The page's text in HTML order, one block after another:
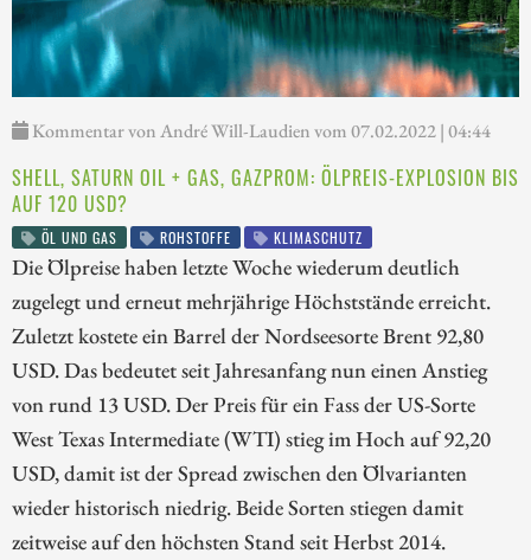
Kommentar von André Will-Laudien vom 07.02.2022 | 04:44
SHELL, SATURN OIL + GAS, GAZPROM: ÖLPREIS-EXPLOSION BIS
AUF 120 USD?
ÖL UND GAS ROHSTOFFE KLIMASCHUTZ
Die Ölpreise haben letzte Woche wiederum deutlich
zugelegt und erneut mehrjährige Höchststände erreicht.
Zuletzt kostete ein Barrel der Nordseesorte Brent 92,80
USD. Das bedeutet seit Jahresanfang nun einen Anstieg
von rund 13 USD. Der Preis für ein Fass der US-Sorte
West Texas Intermediate (WTI) stieg im Hoch auf 92,20
USD, damit ist der Spread zwischen den Ölvarianten
wieder historisch niedrig. Beide Sorten stiegen damit
zeitweise auf den höchsten Stand seit Herbst 2014.